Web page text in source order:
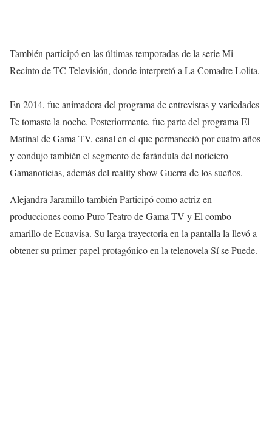
También participó en las últimas temporadas de la serie Mi
Recinto de TC Televisión, donde interpretó a La Comadre Lolita.
En 2014, fue animadora del programa de entrevistas y variedades
Te tomaste la noche. Posteriormente, fue parte del programa El
Matinal de Gama TV, canal en el que permaneció por cuatro años
y condujo también el segmento de farándula del noticiero
Gamanoticias, además del reality show Guerra de los sueños.
Alejandra Jaramillo también Participó como actriz en
producciones como Puro Teatro de Gama TV y El combo
amarillo de Ecuavisa. Su larga trayectoria en la pantalla la llevó a
obtener su primer papel protagónico en la telenovela Sí se Puede.